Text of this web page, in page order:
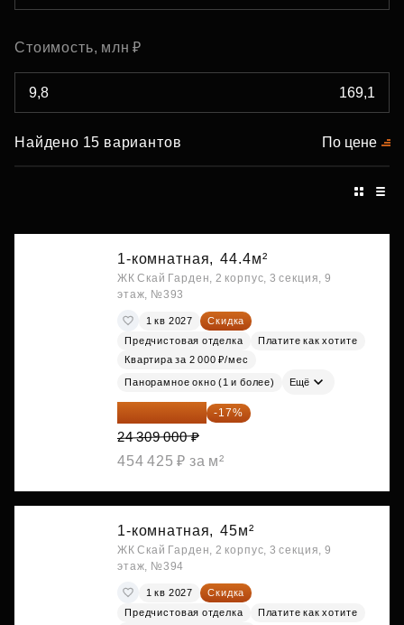
Стоимость, млн ₽
Найдено 15 вариантов По цене
1-комнатная, 44.4м²
ЖК Скай Гарден, 2 корпус, 3 секция, 9
этаж, №393
1 кв 2027
Скидка
Предчистовая отделка
Платите как хотите
Квартира за 2 000 ₽/мес
Панорамное окно (1 и более) Ещё
20 176 470 ₽ -17%
24 309 000 ₽
454 425 ₽ за м²
1-комнатная, 45м²
ЖК Скай Гарден, 2 корпус, 3 секция, 9
этаж, №394
1 кв 2027
Скидка
Предчистовая отделка
Платите как хотите